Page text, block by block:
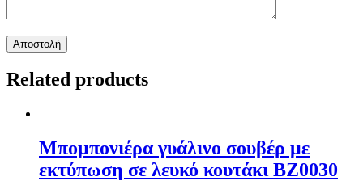
Related products
Μπομπονιέρα γυάλινο σουβέρ με
εκτύπωση σε λευκό κουτάκι ΒZ0030